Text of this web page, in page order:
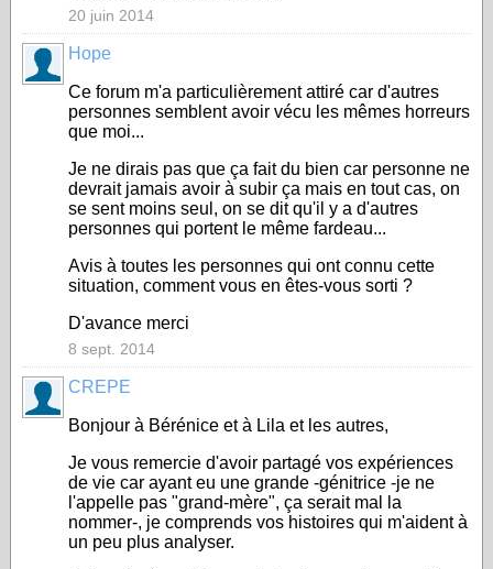
20 juin 2014
Hope
Ce forum m'a particulièrement attiré car d'autres
personnes semblent avoir vécu les mêmes horreurs
que moi...
Je ne dirais pas que ça fait du bien car personne ne
devrait jamais avoir à subir ça mais en tout cas, on
se sent moins seul, on se dit qu'il y a d'autres
personnes qui portent le même fardeau...
Avis à toutes les personnes qui ont connu cette
situation, comment vous en êtes-vous sorti ?
D'avance merci
8 sept. 2014
CREPE
Bonjour à Bérénice et à Lila et les autres,
Je vous remercie d'avoir partagé vos expériences
de vie car ayant eu une grande -génitrice -je ne
l'appelle pas "grand-mère", ça serait mal la
nommer-, je comprends vos histoires qui m'aident à
un peu plus analyser.